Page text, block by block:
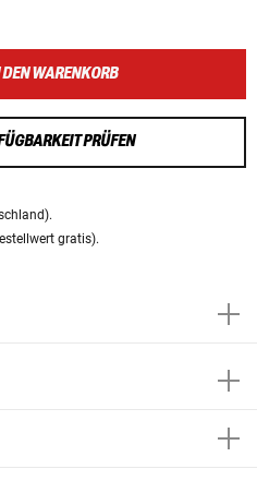
WARENKORB
PRÜFEN
gratis).